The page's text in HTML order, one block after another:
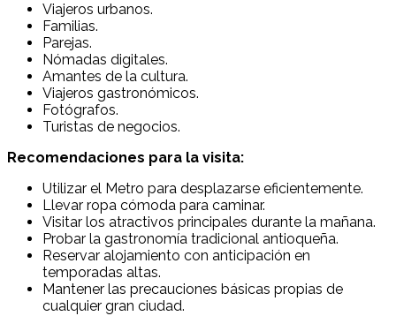
Viajeros urbanos.
Familias.
Parejas.
Nómadas digitales.
Amantes de la cultura.
Viajeros gastronómicos.
Fotógrafos.
Turistas de negocios.
Recomendaciones para la visita:
Utilizar el Metro para desplazarse eficientemente.
Llevar ropa cómoda para caminar.
Visitar los atractivos principales durante la mañana.
Probar la gastronomía tradicional antioqueña.
Reservar alojamiento con anticipación en
temporadas altas.
Mantener las precauciones básicas propias de
cualquier gran ciudad.